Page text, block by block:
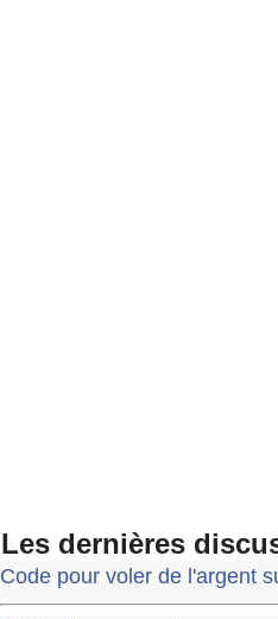
Les dernières
Code pour voler de l'argent